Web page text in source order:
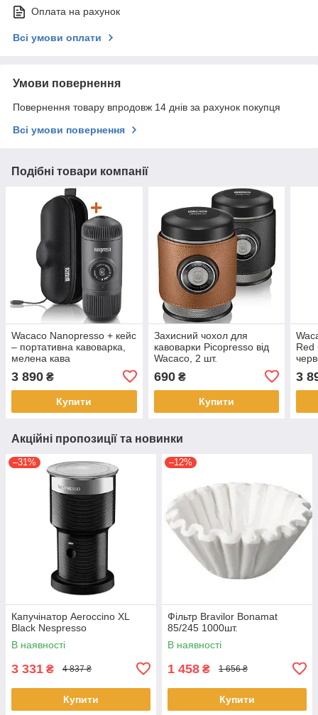
Оплата на рахунок
Всі умови оплати
Умови повернення
Повернення товару впродовж 14 днів за рахунок покупця
Всі умови повернення
Подібні товари компанії
Wacaco Nanopresso + кейс
– портативна кавоварка,
мелена кава
3 890 ₴
Купити
Захисний чохол для
кавоварки Picopresso від
Wacaco, 2 шт.
690₴
Купити
Red
3
Акційні пропозиції та новинки
–31%
Капучінатор Aeroccino XL
Black Nespresso
В наявності
3 331 ₴ 4 837 ₴
Купити
–12%
Фільтр Bravilor Bonamat
85/245 1000шт.
В наявності
1 458 ₴ 1 656 ₴
Купити